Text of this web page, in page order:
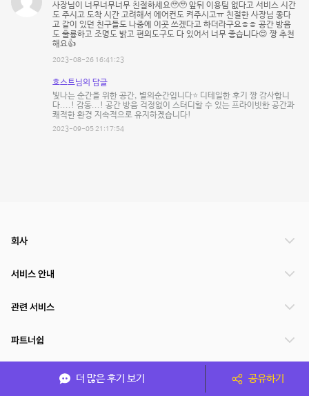
사장님이 너무너무너무 친절하세요🥹🥹 앞뒤 이용팀 없다고 서비스 시간
도 주시고 도착 시간 고려해서 에어컨도 켜주시고ㅠ 친절한 사장님 좋다
고 같이 있던 친구들도 나중에 이곳 쓰겠다고 하더라구요ㅎㅎ 공간 방음
도 훌륭하고 조명도 밝고 편의도구도 다 있어서 너무 좋습니다😍 짱 추천
해요👍
2023-08-26 16:41:23
호스트님의 답글
빛나는 순간을 위한 공간, 별의순간입니다⭐️ 디테일한 후기 짱 감사합니
다....! 감동...! 공간 방음 걱정없이 스터디할 수 있는 프라이빗한 공간과
쾌적한 환경 지속적으로 유지하겠습니다!
2023-09-05 21:17:54
더 많은 후기 보기 공유하기
회사
서비스 안내
관련 서비스
파트너쉽
서비스 제공 국가